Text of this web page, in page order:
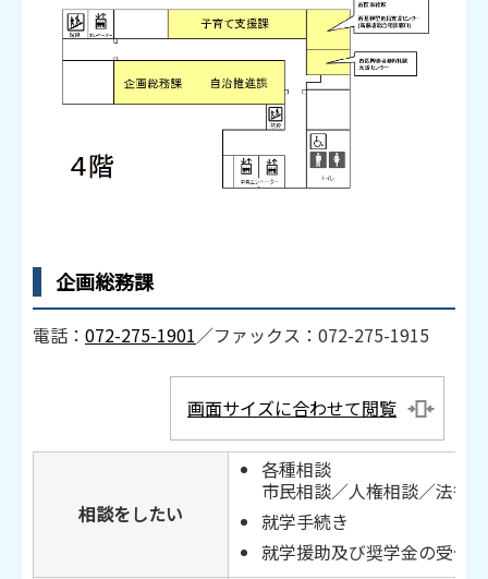
企画総務課
電話： 072-275-1901／ファックス：072-275-1915
画面サイズに合わせて閲覧
相談をしたい
各種相談
市民相談／人権相談／法律
就学手続き
就学援助及び奨学金の受付